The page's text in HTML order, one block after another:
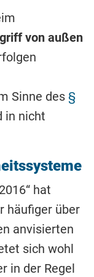
von außen
Sinne des §
in nicht
hat
häufiger über
anvisierten
sich wohl
in der Regel